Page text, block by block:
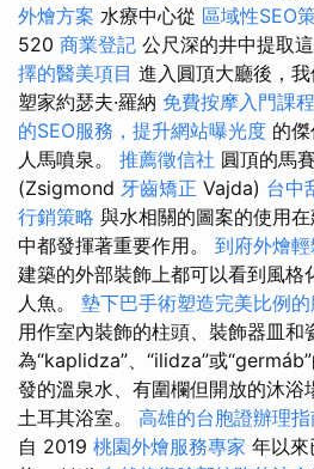
外燴方案 水療中心從 區域性SEO
520 商業登記 公尺深的井中提取
擇的醫美項目 進入圓頂大廳後，
塑家約瑟夫·羅納 免費按摩入門課程
的SEO服務，提升網站曝光度 的
人馬噴泉。 推薦徵信社 圓頂的馬
(Zsigmond 牙齒矯正 Vajda) 台中
行銷策略 與水相關的圖案的使用
中都發揮著重要作用。 到府外燴
建築的外部裝飾上都可以看到風格
人魚。 墊下巴手術塑造完美比例的
用作室內裝飾的柱頭、裝飾器皿和
為“kaplidza”、“ilidza”或
發的溫泉水、有圍欄但開放的沐浴
土耳其浴室。 高雄的台胞證辦理
自 2019 桃園外燴服務專家 年以來